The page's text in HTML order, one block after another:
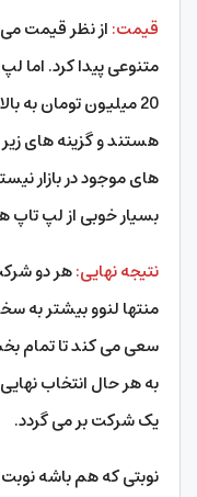
قیمت:از نظر قیمت
متنوعی پیدا کرد. اما
20 میلیون تومان به
های موجود در بازار
بسیار خوبی از لپ تاپ های زیر 20
نتیجه نهایی:هر دو
منتها لنوو بیشتر به
سعی می کند تا تمام
به هر حال انتخاب
یک شرکت بر می گردد.
نوبتی که هم باشه نوبت